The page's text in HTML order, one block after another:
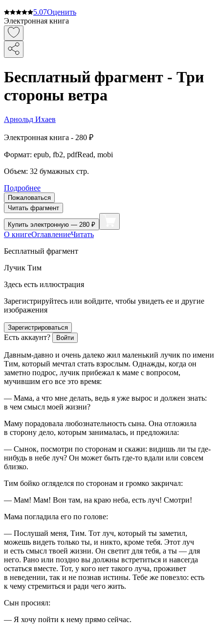
5.07Оценить
Электронная книга
Бесплатный фрагмент - Три
стороны ветра
Арнольд Ихаев
Электронная книга - 280 ₽
Формат: epub, fb2, pdfRead, mobi
Объем: 32 бумажных стр.
Подробнее
Пожаловаться
Читать фрагмент
Купить электронную — 280 ₽
О книгеОглавлениеЧитать
Бесплатный фрагмент
Лучик Тим
Здесь есть иллюстрация
Зарегистрируйтесь или войдите, чтобы увидеть ее и другие
изображения
Зарегистрироваться
Есть аккаунт? Войти
Давным-давно и очень далеко жил маленький лучик по имени
Тим, который мечтал стать взрослым. Однажды, когда он
заметно подрос, лучик прибежал к маме с вопросом,
мучившим его все это время:
— Мама, а что мне делать, ведь я уже вырос и должен знать:
в чем смысл моей жизни?
Маму порадовала любознательность сына. Она отложила
в сторону дело, которым занималась, и предложила:
— Сынок, посмотри по сторонам и скажи: видишь ли ты где-
нибудь в небе луч? Он может быть где-то вдали или совсем
близко.
Тим бойко огляделся по сторонам и громко закричал:
— Мам! Мам! Вон там, на краю неба, есть луч! Смотри!
Мама погладила его по голове:
— Послушай меня, Тим. Тот луч, который ты заметил,
можешь видеть только ты, и никто, кроме тебя. Этот луч
и есть смысл твоей жизни. Он светит для тебя, а ты — для
него. Рано или поздно вы должны встретиться и навсегда
остаться вместе. Тот, у кого нет такого луча, проживет
в неведении, так и не познав истины. Тебе же повезло: есть
к чему стремиться и ради чего жить.
Сын просиял:
— Я хочу пойти к нему прямо сейчас.